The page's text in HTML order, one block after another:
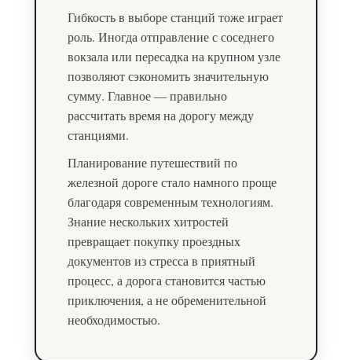
Гибкость в выборе станций тоже играет
роль. Иногда отправление с соседнего
вокзала или пересадка на крупном узле
позволяют сэкономить значительную
сумму. Главное — правильно
рассчитать время на дорогу между
станциями.
Планирование путешествий по
железной дороге стало намного проще
благодаря современным технологиям.
Знание нескольких хитростей
превращает покупку проездных
документов из стресса в приятный
процесс, а дорога становится частью
приключения, а не обременительной
необходимостью.